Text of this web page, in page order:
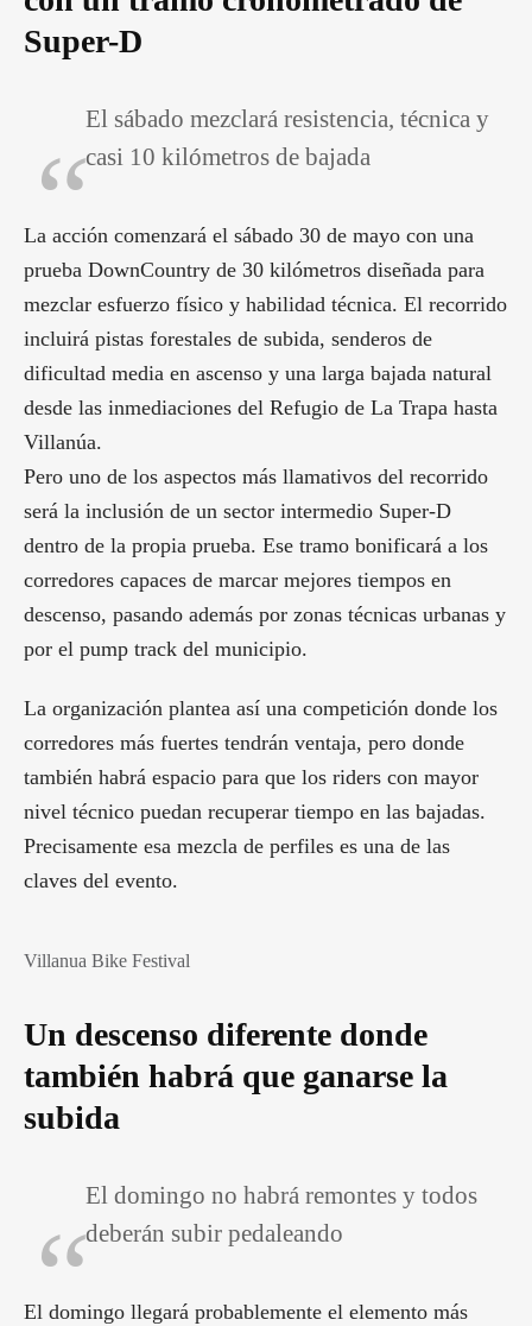
Super-D
El sábado mezclará resistencia, técnica y
casi 10 kilómetros de bajada
La acción comenzará el sábado 30 de mayo con una
prueba DownCountry de 30 kilómetros diseñada para
mezclar esfuerzo físico y habilidad técnica. El recorrido
incluirá pistas forestales de subida, senderos de
dificultad media en ascenso y una larga bajada natural
desde las inmediaciones del Refugio de La Trapa hasta
Villanúa.
Pero uno de los aspectos más llamativos del recorrido
será la inclusión de un sector intermedio Super-D
dentro de la propia prueba. Ese tramo bonificará a los
corredores capaces de marcar mejores tiempos en
descenso, pasando además por zonas técnicas urbanas y
por el pump track del municipio.
La organización plantea así una competición donde los
corredores más fuertes tendrán ventaja, pero donde
también habrá espacio para que los riders con mayor
nivel técnico puedan recuperar tiempo en las bajadas.
Precisamente esa mezcla de perfiles es una de las
claves del evento.
Villanua Bike Festival
Un descenso diferente donde
también habrá que ganarse la
subida
El domingo no habrá remontes y todos
deberán subir pedaleando
El domingo llegará probablemente el elemento más